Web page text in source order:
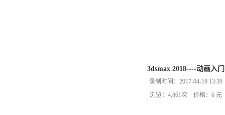
3dsmax 2018----动画入门
录制时间：2017-04-19 13:39
浏览：4,861次 价格：6 元